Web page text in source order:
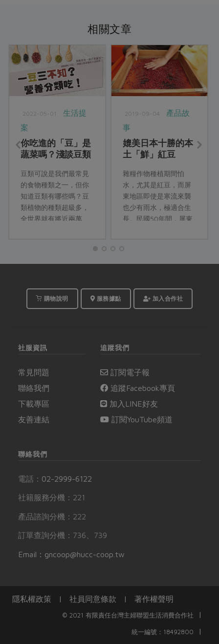
相關文章
2022-05-01
生活提
案
你吃進的「豆」是
蔬菜嗎？淺談豆類
豆類可說是我們最常見
的食物種類之一，但你
知道豆類有哪些嗎？豆
類植物的種類超級多，
全世界就有將近兩萬
菜食用，有的則是因為
來提取油脂供應食用或
豆，其實營養成分卻是
大有區別呢。
2019-09-04
產品故
事
媲美日本十勝的本
土「鮮」紅豆
雜糧作物種植期間怕
水，尤其是紅豆，而屏
東地區即使是寒流來襲
也少有雨水，極適合生
長。民國50年間，屏東
最先試種成功，因其產
銷市場開通；而後，種
購物說明 服務據點 加入合作社
社服資訊
常見問題
聯絡我們
下載專區
友善連結
追蹤我們
訂閱電子報
追蹤Facebook專頁
加入LINE好友
訂閱YouTube頻道
聯絡我們
電話： 02-2999-6122
社籍服務分機：221
產品諮詢分機：222
訂單查詢分機：736、739
Email：gncoop@hucc-coop.tw
隱私權政策 | 社員同意條款 | 著作權聲明
© 2021 有限責任台灣主婦聯盟生活消費合作社 |
統一編號：18492800
|